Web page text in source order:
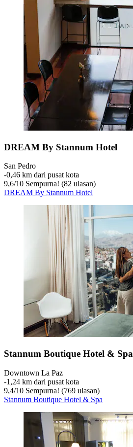
DREAM By Stannum Hotel
San Pedro
‐0,46 km dari pusat kota
9,6/10 Sempurna! (82 ulasan)
DREAM By Stannum Hotel
Stannum Boutique Hotel & Spa
Downtown La Paz
‐1,24 km dari pusat kota
9,4/10 Sempurna! (769 ulasan)
Stannum Boutique Hotel & Spa